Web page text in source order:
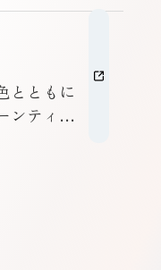
とともに
ンティセ